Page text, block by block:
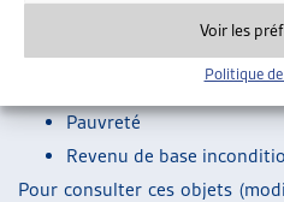
Voir les
Politique
Loi-cadre relative à l’aide
Naturalisation facilitée
Pauvreté
Revenu de base
Pour consulter ces objets